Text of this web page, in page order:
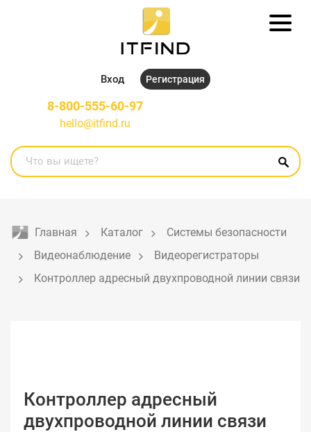
Вход Регистрация
8-800-555-60-97
hello@itfind.ru
Главная Каталог
Системы безопасности
Видеонаблюдение
Видеорегистраторы
Контроллер адресный двухпроводной линии связи
Контроллер адресный
двухпроводной линии связи